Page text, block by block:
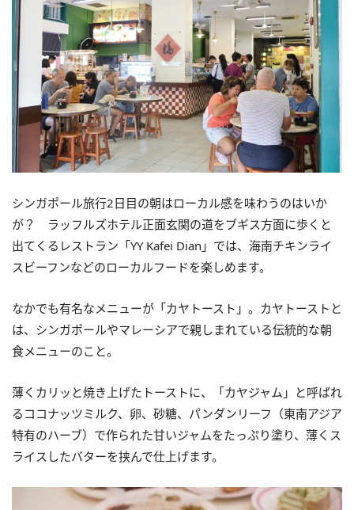
シンガポール旅行2日目の朝はローカル感を味わうのはいか
が？ ラッフルズホテル正面玄関の道をブギス方面に歩くと
出てくるレストラン「YY Kafei Dian」では、海南チキンライ
スビーフンなどのローカルフードを楽しめます。
なかでも有名なメニューが「カヤトースト」。カヤトーストと
は、シンガポールやマレーシアで親しまれている伝統的な朝
食メニューのこと。
薄くカリッと焼き上げたトーストに、「カヤジャム」と呼ばれ
るココナッツミルク、卵、砂糖、パンダンリーフ（東南アジア
特有のハーブ）で作られた甘いジャムをたっぷり塗り、薄くス
ライスしたバターを挟んで仕上げます。